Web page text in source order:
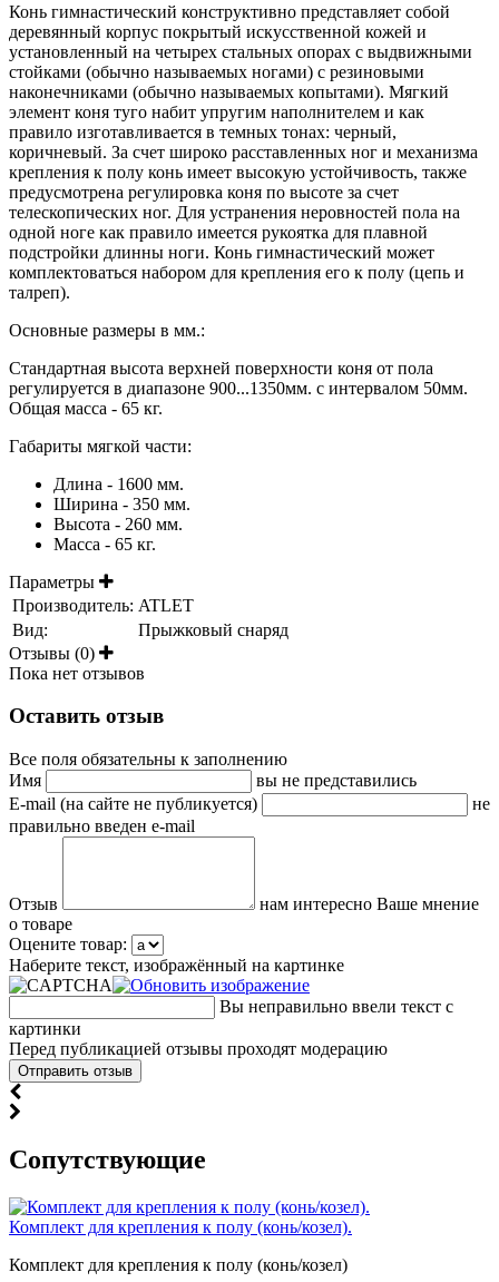
Конь гимнастический конструктивно представляет собой
деревянный корпус покрытый искусственной кожей и
установленный на четырех стальных опорах с выдвижными
стойками (обычно называемых ногами) с резиновыми
наконечниками (обычно называемых копытами). Мягкий
элемент коня туго набит упругим наполнителем и как
правило изготавливается в темных тонах: черный,
коричневый. За счет широко расставленных ног и механизма
крепления к полу конь имеет высокую устойчивость, также
предусмотрена регулировка коня по высоте за счет
телескопических ног. Для устранения неровностей пола на
одной ноге как правило имеется рукоятка для плавной
подстройки длинны ноги. Конь гимнастический может
комплектоваться набором для крепления его к полу (цепь и
талреп).
Основные размеры в мм.:
Стандартная высота верхней поверхности коня от пола
регулируется в диапазоне 900...1350мм. с интервалом 50мм.
Общая масса - 65 кг.
Габариты мягкой части:
Длина - 1600 мм.
Ширина - 350 мм.
Высота - 260 мм.
Масса - 65 кг.
Параметры
Производитель: ATLET
Вид:
Прыжковый снаряд
Отзывы (0)
Пока нет отзывов
Оставить отзыв
Все поля обязательны к заполнению
Имя
вы не представились
E-mail (на сайте не публикуется)
не
правильно введен e-mail
Отзыв
нам интересно Ваше мнение
о товаре
Оцените товар:
Наберите текст, изображённый на картинке
Вы неправильно ввели текст с
картинки
Перед публикацией отзывы проходят модерацию
Cопутствующие
Комплект для крепления к полу (конь/козел).
Комплект для крепления к полу (конь/козел)